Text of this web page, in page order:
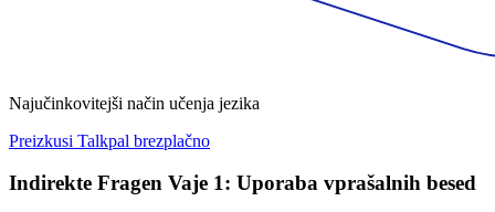
Najučinkovitejši način učenja jezika
Preizkusi Talkpal brezplačno
Indirekte Fragen Vaje 1: Uporaba vprašalnih besed